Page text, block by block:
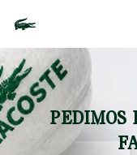
PEDIMOS